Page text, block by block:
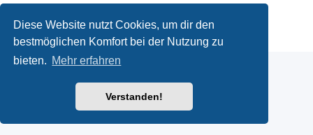
Diese Website nutzt Cookies, um dir den
bestmöglichen Komfort bei der Nutzung zu
bieten. Mehr erfahren
Verstanden!
Deutsche Übersetzung durch
phpBB.de
Datenschutz | Nutzungsbedingungen